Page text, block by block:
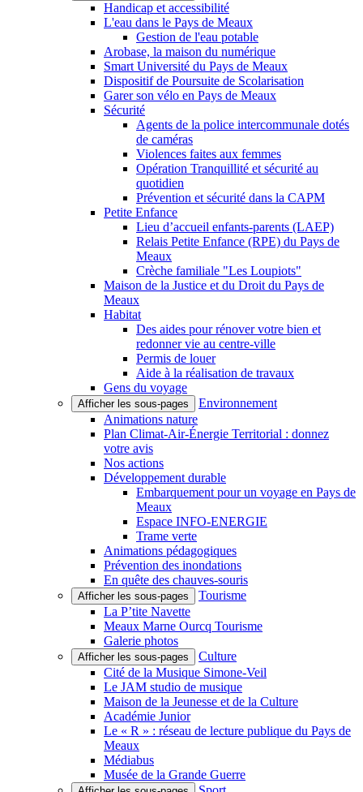
Handicap et accessibilité
L'eau dans le Pays de Meaux
Gestion de l'eau potable
Arobase, la maison du numérique
Smart Université du Pays de Meaux
Dispositif de Poursuite de Scolarisation
Garer son vélo en Pays de Meaux
Sécurité
Agents de la police intercommunale dotés
de caméras
Violences faites aux femmes
Opération Tranquillité et sécurité au
quotidien
Prévention et sécurité dans la CAPM
Petite Enfance
Lieu d’accueil enfants-parents (LAEP)
Relais Petite Enfance (RPE) du Pays de
Meaux
Crèche familiale "Les Loupiots"
Maison de la Justice et du Droit du Pays de
Meaux
Habitat
Des aides pour rénover votre bien et
redonner vie au centre-ville
Permis de louer
Aide à la réalisation de travaux
Gens du voyage
Afficher les sous-pages
Environnement
Animations nature
Plan Climat-Air-Énergie Territorial : donnez
votre avis
Nos actions
Développement durable
Embarquement pour un voyage en Pays de
Meaux
Espace INFO-ENERGIE
Trame verte
Animations pédagogiques
Prévention des inondations
En quête des chauves-souris
Afficher les sous-pages
Tourisme
La P’tite Navette
Meaux Marne Ourcq Tourisme
Galerie photos
Afficher les sous-pages
Culture
Cité de la Musique Simone-Veil
Le JAM studio de musique
Maison de la Jeunesse et de la Culture
Académie Junior
Le « R » : réseau de lecture publique du Pays de
Meaux
Médiabus
Musée de la Grande Guerre